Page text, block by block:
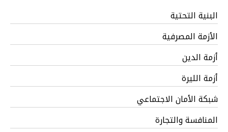
البنية التحتية
الأزمة المصرفية
أزمة الدين
أزمة الليرة
شبكة الأمان الاجتماعي
المنافسة والتجارة